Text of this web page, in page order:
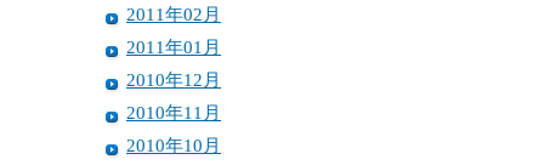
2011年02月
2011年01月
2010年12月
2010年11月
2010年10月